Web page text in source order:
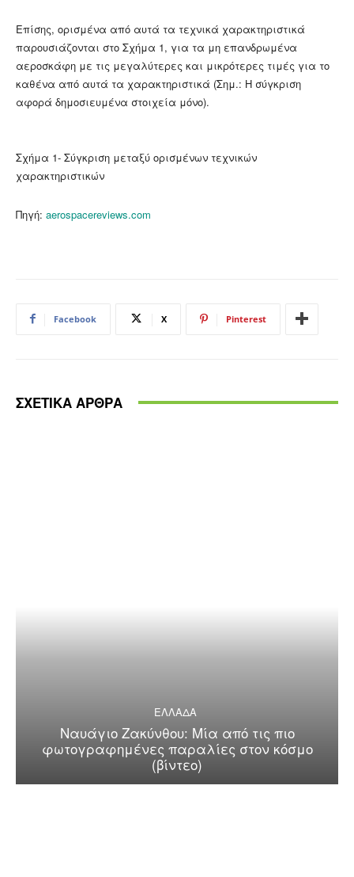
Επίσης, ορισμένα από αυτά τα τεχνικά χαρακτηριστικά
παρουσιάζονται στο Σχήμα 1, για τα μη επανδρωμένα
αεροσκάφη με τις μεγαλύτερες και μικρότερες τιμές για το
καθένα από αυτά τα χαρακτηριστικά (Σημ.: Η σύγκριση
αφορά δημοσιευμένα στοιχεία μόνο).
Σχήμα 1- Σύγκριση μεταξύ ορισμένων τεχνικών
χαρακτηριστικών
Πηγή: aerospacereviews.com
Facebook X Pinterest
ΣΧΕΤΙΚΑ ΑΡΘΡΑ
ΕΛΛΑΔΑ
Ναυάγιο Ζακύνθου: Μία από τις πιο
φωτογραφημένες παραλίες στον κόσμο
(βίντεο)